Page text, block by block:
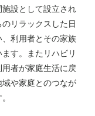
設として設立され
リラックスした日
利用者とその家族
す。またリハビリ
者が家庭生活に戻
や家庭とのつなが